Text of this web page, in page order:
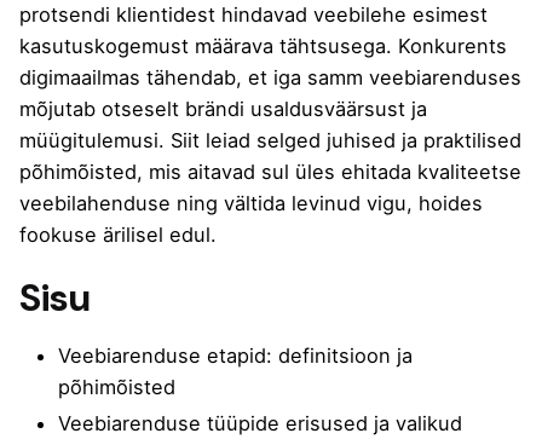
protsendi klientidest hindavad veebilehe esimest
kasutuskogemust määrava tähtsusega. Konkurents
digimaailmas tähendab, et iga samm veebiarenduses
mõjutab otseselt brändi usaldusväärsust ja
müügitulemusi. Siit leiad selged juhised ja praktilised
põhimõisted, mis aitavad sul üles ehitada kvaliteetse
veebilahenduse ning vältida levinud vigu, hoides
fookuse ärilisel edul.
Sisu
Veebiarenduse etapid: definitsioon ja
põhimõisted
Veebiarenduse tüüpide erisused ja valikud